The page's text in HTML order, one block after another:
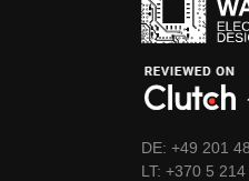
DE: +49 201
LT: +3705 214